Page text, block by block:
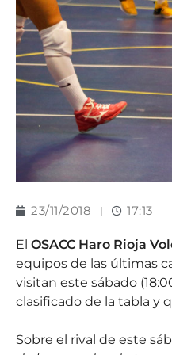
23/11/2018 17:13
El OSACC Haro Rioja
equipos de las últimas
visitan este sábado
clasificado de la tabla y
Sobre el rival de este